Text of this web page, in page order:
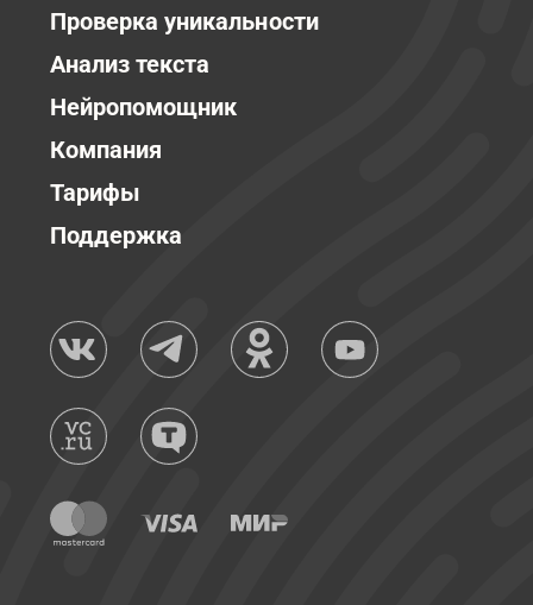
Проверка уникальности
Анализ текста
Нейропомощник
Компания
Тарифы
Поддержка